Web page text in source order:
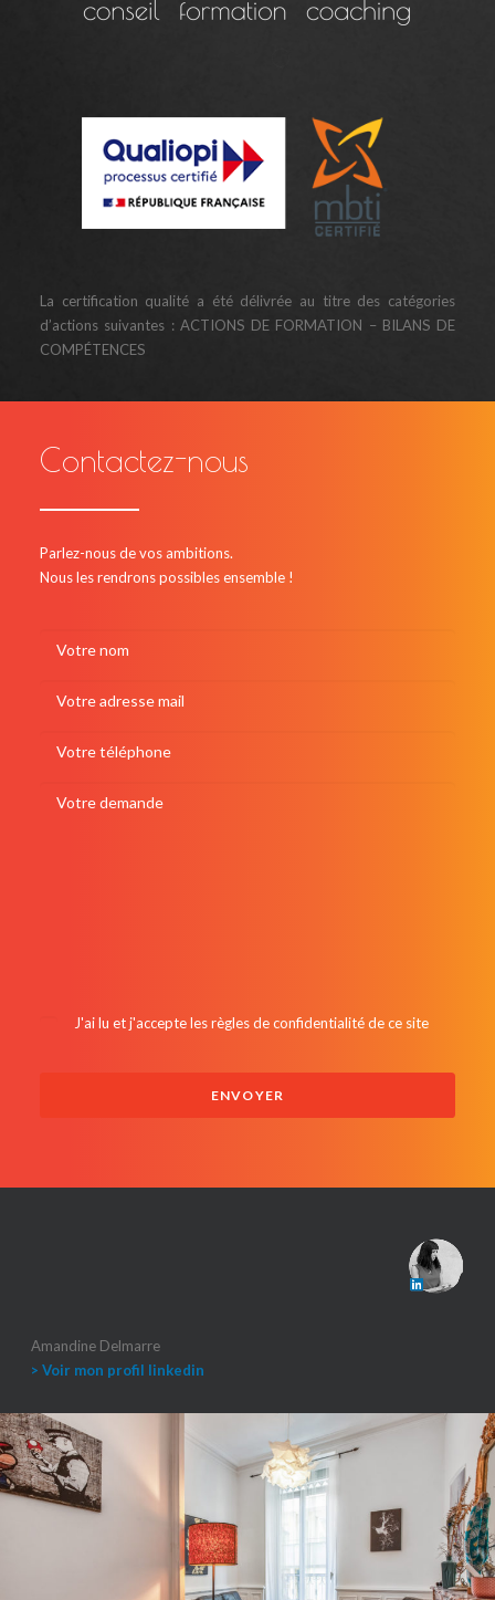
La certification qualité a été délivrée au titre des catégories
d’actions suivantes : ACTIONS DE FORMATION – BILANS DE
COMPÉTENCES
Contactez-nous
Parlez-nous de vos ambitions.
Nous les rendrons possibles ensemble !
J'ai lu et j'accepte lesrègles de confidentialité de ce site
Amandine Delmarre
> Voir mon profil linkedin